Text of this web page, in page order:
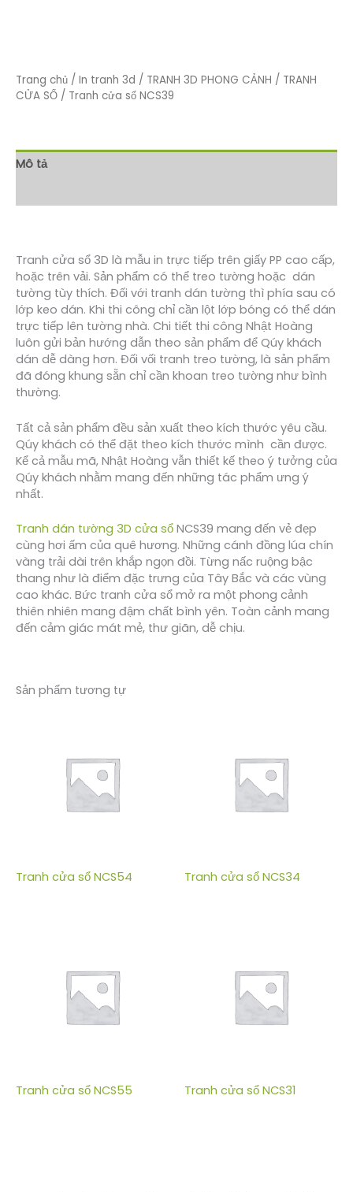
Trang chủ / In tranh 3d / TRANH 3D PHONG CẢNH / TRANH
CỬA SỔ / Tranh cửa sổ NCS39
Mô tả
Tranh cửa sổ 3D là mẫu in trực tiếp trên giấy PP cao cấp,
hoặc trên vải. Sản phẩm có thể treo tường hoặc dán
tường tùy thích. Đối với tranh dán tường thì phía sau có
lớp keo dán. Khi thi công chỉ cần lột lớp bóng có thể dán
trực tiếp lên tường nhà. Chi tiết thi công Nhật Hoàng
luôn gửi bản hướng dẫn theo sản phẩm để Qúy khách
dán dễ dàng hơn. Đối vối tranh treo tường, là sản phẩm
đã đóng khung sẵn chỉ cần khoan treo tường như bình
thường.
Tất cả sản phẩm đều sản xuất theo kích thước yêu cầu.
Qúy khách có thể đặt theo kích thước mình cần được.
Kể cả mẫu mã, Nhật Hoàng vẫn thiết kế theo ý tưởng của
Qúy khách nhằm mang đến những tác phẩm ưng ý
nhất.
Tranh dán tường 3D cửa sổ NCS39 mang đến vẻ đẹp
cùng hơi ấm của quê hương. Những cánh đồng lúa chín
vàng trải dài trên khắp ngọn đồi. Từng nấc ruộng bậc
thang như là điểm đặc trưng của Tây Bắc và các vùng
cao khác. Bức tranh cửa sổ mở ra một phong cảnh
thiên nhiên mang đậm chất bình yên. Toàn cảnh mang
đến cảm giác mát mẻ, thư giãn, dễ chịu.
Sản phẩm tương tự
Tranh cửa sổ NCS54 Tranh cửa sổ NCS34
Tranh cửa sổ NCS55 Tranh cửa sổ NCS31